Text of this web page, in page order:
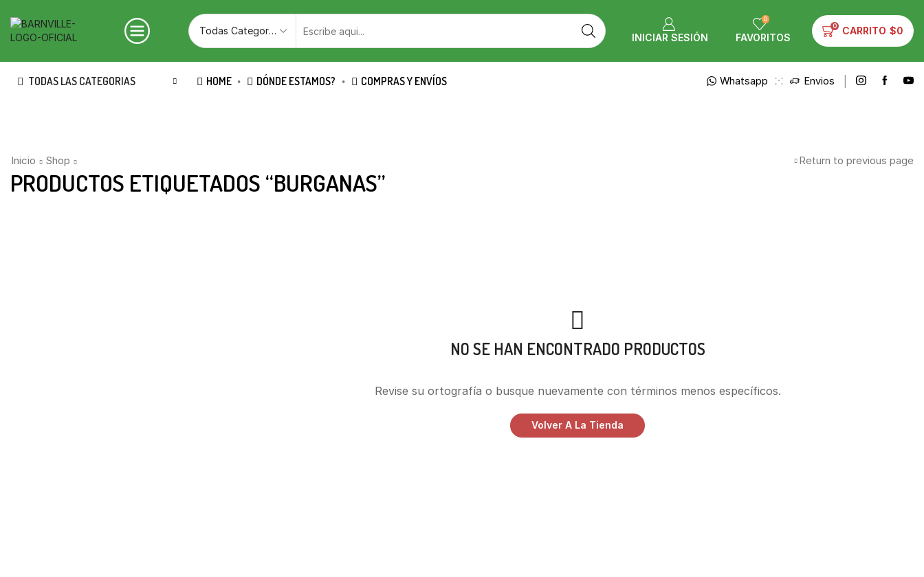
INICIAR SESIÓN
0
FAVORITOS
0 CARRITO $0
TODAS LAS CATEGORIAS HOME DÓNDE ESTAMOS? COMPRAS Y ENVÍOS Whatsapp Envios
Inicio Shop
PRODUCTOS ETIQUETADOS “BURGANAS”
Return to previous page
NO SE HAN ENCONTRADO PRODUCTOS
Revise su ortografía o busque nuevamente con términos menos específicos.
Volver A La Tienda
MARCAS